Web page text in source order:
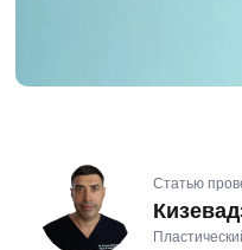
Статью